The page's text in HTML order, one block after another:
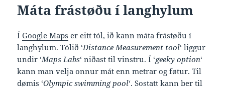
Máta frástøðu í langhylum
ÍGoogle Maps er eitt tól, ið kann máta frástøðu í
langhylum. Tólið ‘Distance Measurement tool‘ liggur
undir ‘Maps Labs‘ niðast til vinstru. Í ‘geeky option‘
kann man velja onnur mát enn metrar og føtur. Til
dømis ‘Olympic swimming pool‘. Sostatt kann ber til